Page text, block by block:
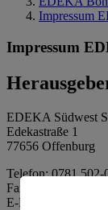
Impressum
Impressum
EDEKA Südwest
Edekastraße 1
77656 Offenburg
Telefon: 0781 502-
Fax: 0781 502-6180
E-Mail: